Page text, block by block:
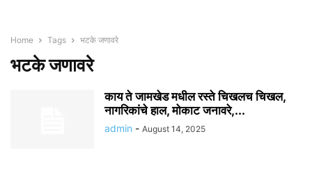
Home Tags भटके जणावरे
भटके जणावरे
काय ते जामखेड मधील रस्ते चिखलच चिखल,
नागरिकांचे हाल, मोकाट जनावरे,...
admin - August 14, 2025